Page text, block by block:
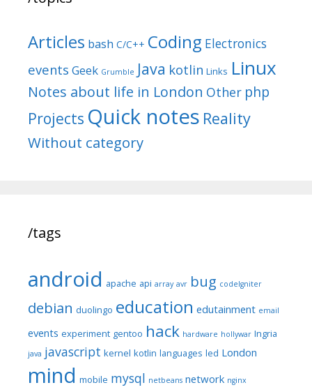
Articles bash C/C++ Coding Electronics
events Geek Grumble Java kotlin Links Linux
Notes about life in London Other php
Projects Quick notes Reality
Without category
/tags
android apache api array avr bug codeIgniter
debian duolingo education edutainment email
events experiment gentoo hack hardware hollywar Ingria
java javascript kernel kotlin languages led London
mind mobile mysql netbeans network nginx